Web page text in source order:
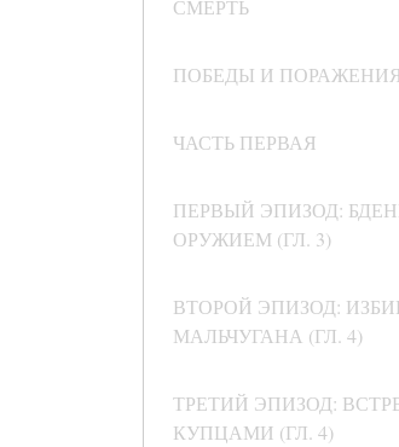
СМЕРТЬ
ПОБЕДЫ И
ЧАСТЬ ПЕРВАЯ
ПЕРВЫЙ ЭПИЗОД:
ОРУЖИЕМ (ГЛ. 3)
ВТОРОЙ ЭПИЗОД:
МАЛЬЧУГАНА (ГЛ. 4)
ТРЕТИЙ ЭПИЗОД:
КУПЦАМИ (ГЛ. 4)